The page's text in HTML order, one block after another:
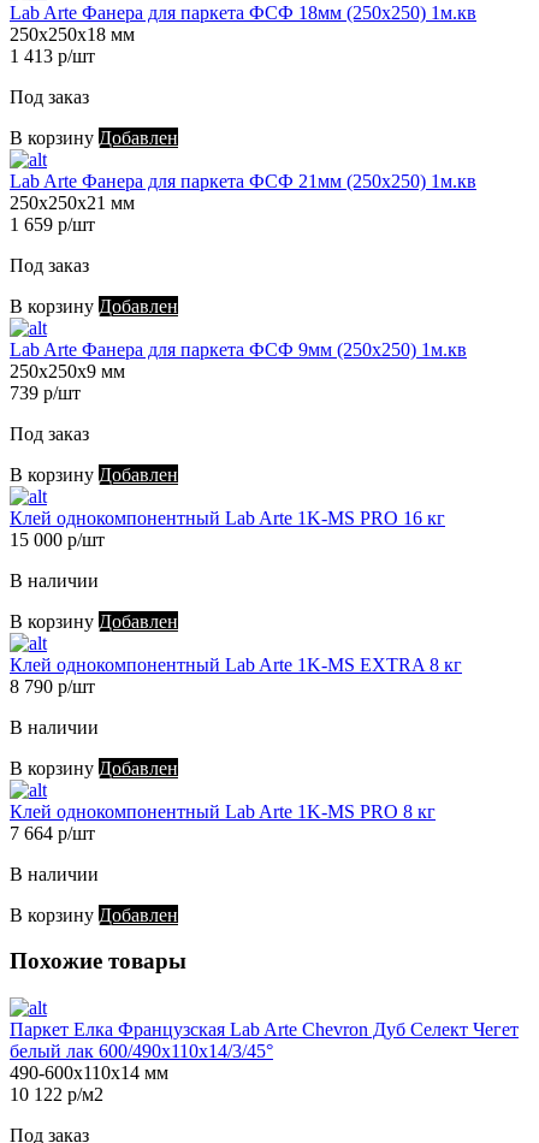
Lab Arte Фанера для паркета ФСФ 18мм (250х250) 1м.кв
250х250х18 мм
1 413 р/шт
Под заказ
В корзину Добавлен
Lab Arte Фанера для паркета ФСФ 21мм (250х250) 1м.кв
250х250х21 мм
1 659 р/шт
Под заказ
В корзину Добавлен
Lab Arte Фанера для паркета ФСФ 9мм (250х250) 1м.кв
250х250х9 мм
739 р/шт
Под заказ
В корзину Добавлен
Клей однокомпонентный Lab Arte 1K-MS PRO 16 кг
15 000 р/шт
В наличии
В корзину Добавлен
Клей однокомпонентный Lab Arte 1K-MS EXTRA 8 кг
8 790 р/шт
В наличии
В корзину Добавлен
Клей однокомпонентный Lab Arte 1K-MS PRO 8 кг
7 664 р/шт
В наличии
В корзину Добавлен
Похожие товары
Паркет Елка Французская Lab Arte Chevron Дуб Селект Чегет
белый лак 600/490х110х14/3/45°
490-600х110х14 мм
10 122 р/м2
Под заказ